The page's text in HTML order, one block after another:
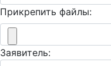
Прикрепить файлы:
Заявитель: